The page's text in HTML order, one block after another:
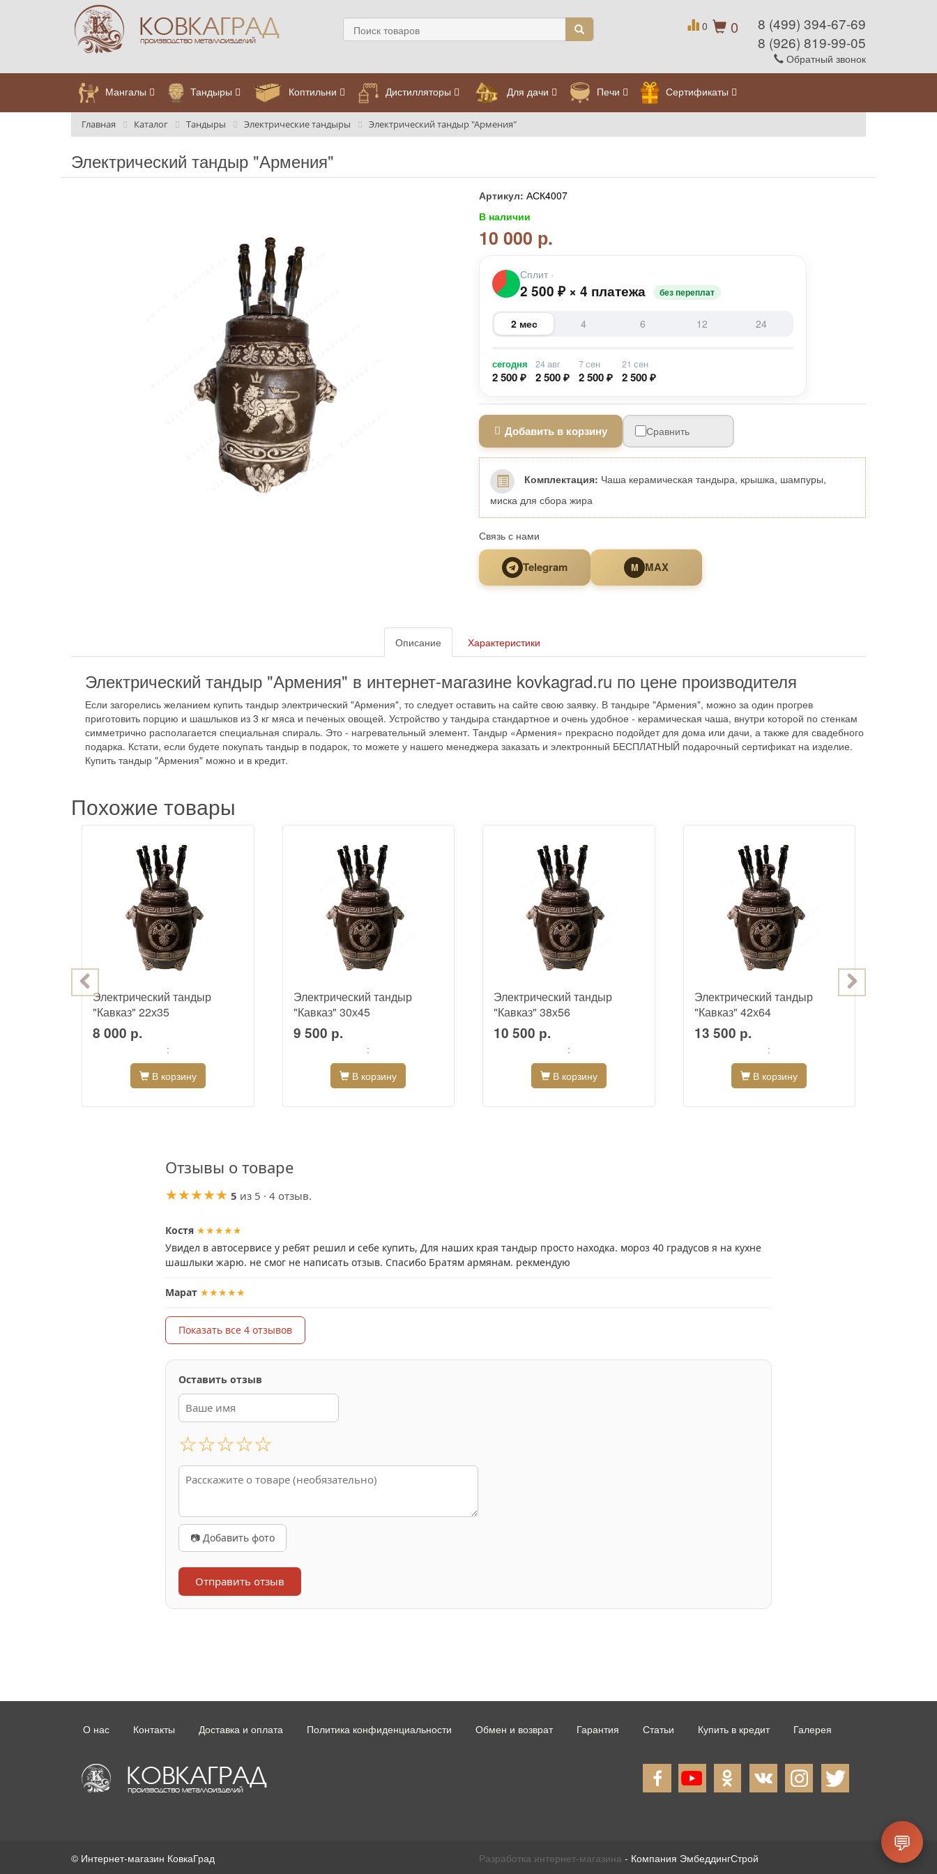
0
0
8 (499) 394-67-69
8 (926) 819-99-05
Обратный звонок
Мангалы Тандыры Коптильни Дистилляторы Для дачи Печи Сертификаты
Главная Каталог Тандыры Электрические тандыры Электрический тандыр "Армения"
Электрический тандыр "Армения"
Артикул: АСК4007
В наличии
10 000 р.
Сплит ›
2 500 ₽ × 4 платежа без переплат
2 мес 4 6 12 24
сегодня
2 500 ₽
24 авг
2 500 ₽
7 сен
2 500 ₽
21 сен
2 500 ₽
Добавить в корзину Сравнить
Комплектация: Чаша керамическая тандыра, крышка, шампуры,
миска для сбора жира
Связь с нами
Telegram M MAX
Описание Характеристики
Электрический тандыр "Армения" в интернет-магазине kovkagrad.ru по цене производителя
Если загорелись желанием купить тандыр электрический "Армения", то следует оставить на сайте свою заявку. В тандыре "Армения", можно за один прогрев
приготовить порцию и шашлыков из 3 кг мяса и печеных овощей. Устройство у тандыра стандартное и очень удобное - керамическая чаша, внутри которой по стенкам
симметрично располагается специальная спираль. Это - нагревательный элемент. Тандыр «Армения» прекрасно подойдет для дома или дачи, а также для свадебного
подарка. Кстати, если будете покупать тандыр в подарок, то можете у нашего менеджера заказать и электронный БЕСПЛАТНЫЙ подарочный сертификат на изделие.
Купить тандыр "Армения" можно и в кредит.
Похожие товары
Электрический тандыр
"Кавказ" 22х35
8 000 р.
:
В корзину
Электрический тандыр
"Кавказ" 30х45
9 500 р.
:
В корзину
Электрический тандыр
"Кавказ" 38х56
10 500 р.
:
В корзину
Электрический тандыр
"Кавказ" 42х64
13 500 р.
:
В корзину
Отзывы о товаре
★★★★★ 5 из 5 · 4 отзыв.
Костя ★★★★★
Увидел в автосервисе у ребят решил и себе купить, Для наших края тандыр просто находка. мороз 40 градусов я на кухне
шашлыки жарю. не смог не написать отзыв. Спасибо Братям армянам. рекмендую
Марат ★★★★★
Показать все 4 отзывов
Оставить отзыв
☆☆☆☆☆
📷 Добавить фото
Отправить отзыв
О нас Контакты Доставка и оплата Политика конфиденциальности Обмен и возврат Гарантия Статьи Купить в кредит Галерея
© Интернет-магазин КовкаГрад Разработка интернет-магазина - Компания ЭмбеддингСтрой
💬